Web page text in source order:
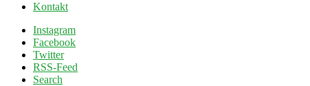
Kontakt
Instagram
Facebook
Twitter
RSS-Feed
Search